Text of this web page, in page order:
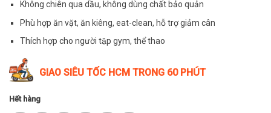
Không chiên qua dầu, không dùng chất bảo quản
Phù hợp ăn vặt, ăn kiêng, eat-clean, hỗ trợ giảm cân
Thích hợp cho người tập gym, thể thao
GIAO SIÊU TỐC HCM TRONG 60 PHÚT
Hết hàng